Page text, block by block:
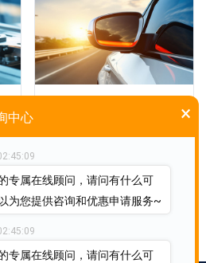
汽车领域
共1页4条
中心 ×
专属在线顾问，请问有什么可
为您提供咨询和优惠申请服务~
专属在线顾问，请问有什么可